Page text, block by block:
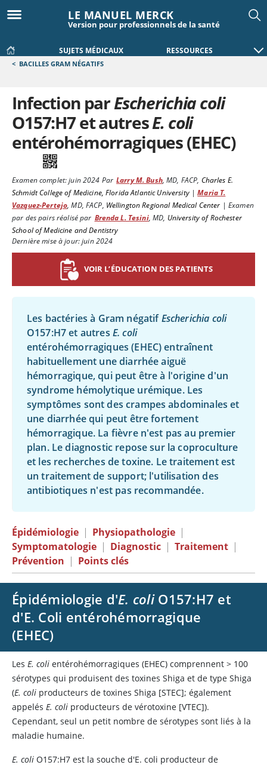
LE MANUEL MERCK
Version pour professionnels de la santé
SUJETS MÉDICAUX RESSOURCES
< BACILLES GRAM NÉGATIFS
Infection parEscherichia coli
O157:H7 et autresE. coli
entérohémorragiques (EHEC)
Examen complet:juin 2024 Par Larry M. Bush,MD, FACP, Charles E.
Schmidt College of Medicine, Florida Atlantic University|Maria T.
Vazquez-Pertejo,MD, FACP, Wellington Regional Medical Center | Examen
par des pairs réalisé par Brenda L. Tesini,MD, University of Rochester
School of Medicine and Dentistry
Dernière mise à jour: juin 2024
VOIR L’ÉDUCATION DES PATIENTS
Les bactéries à Gram négatifEscherichia coli
O157:H7 et autres E. coli
entérohémorragiques (EHEC) entraînent
habituellement une diarrhée aiguë
hémorragique, qui peut être à l'origine d'un
syndrome hémolytique urémique. Les
symptômes sont des crampes abdominales et
une diarrhée qui peut être fortement
hémorragique. La fièvre n'est pas au premier
plan. Le diagnostic repose sur la coproculture
et les recherches de toxine. Le traitement est
un traitement de support; l'utilisation des
antibiotiques n'est pas recommandée.
Épidémiologie | Physiopathologie |
Symptomatologie | Diagnostic | Traitement |
Prévention | Points clés
Épidémiologie d'E. coliO157:H7 et
d'E. Coli entérohémorragique
(EHEC)
Les E. coli entérohémorragiques (EHEC) comprennent > 100
sérotypes qui produisent des toxines Shiga et de type Shiga
(E. coli producteurs de toxines Shiga [STEC]; également
appelés E. coli producteurs de vérotoxine [VTEC]).
Cependant, seul un petit nombre de sérotypes sont liés à la
maladie humaine.
E. coli O157:H7 est la souche d'E. coli producteur de